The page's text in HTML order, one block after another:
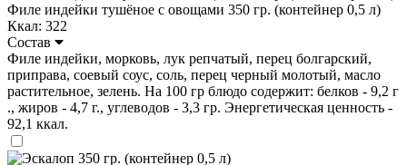
Филе индейки тушёное с овощами 350 гр. (контейнер 0,5 л)
Ккал: 322
Состав
Филе индейки, морковь, лук репчатый, перец болгарский,
приправа, соевый соус, соль, перец черный молотый, масло
растительное, зелень. На 100 гр блюдо содержит: белков - 9,2 г
., жиров - 4,7 г., углеводов - 3,3 гр. Энергетическая ценность -
92,1 ккал.